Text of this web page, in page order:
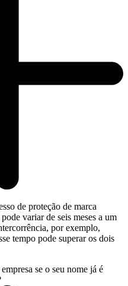
de proteção de marca
variar de seis meses a um
por exemplo,
tempo pode superar os dois
se o seu nome já é